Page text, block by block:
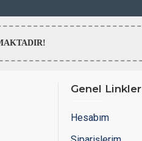
Genel Linkler
Hesabım